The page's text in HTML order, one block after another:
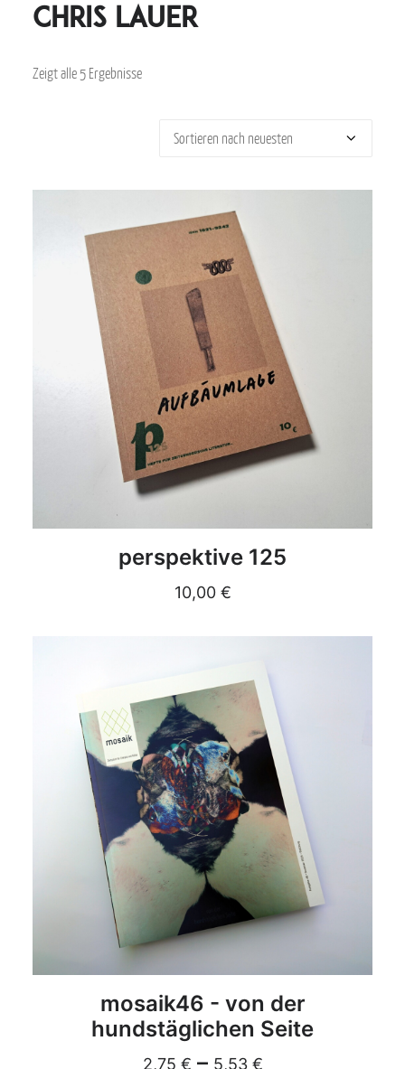
Chris Lauer
Zeigt alle 5 Ergebnisse
DETAILS
perspektive 125
10,00 €
DETAILS
mosaik46 - von der
hundstäglichen Seite
2,75 € – 5,53 €